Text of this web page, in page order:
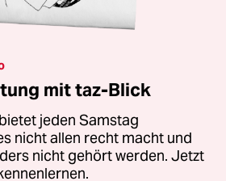
mit taz-Blick
jeden Samstag
nicht allen recht macht und
nicht gehört werden. Jetzt